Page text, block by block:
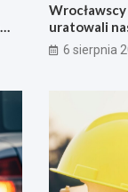
uratowali
6 sierpnia